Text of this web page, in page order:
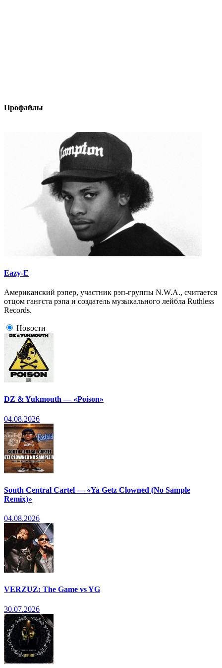
Профайлы
Eazy-E
Американский рэпер, участник рэп-группы N.W.A., считается
отцом гангста рэпа и создатель музыкального лейбла Ruthless
Records.
Новости
DZ & Yukmouth — «Poison»
04.08.2026
South Central Cartel — «Ya Getz Clowned (No Sample
Remix)»
04.08.2026
VERZUZ: The Game vs YG
30.07.2026